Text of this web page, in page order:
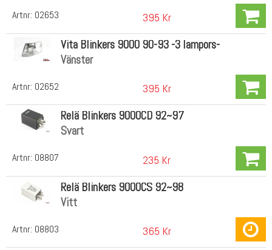
Artnr: 02653 395 Kr
Artnr: 02652
Vita Blinkers 9000 90-93 -3 lampors-
Vänster
395 Kr
Artnr: 08807
Relä Blinkers 9000CD 92~97
Svart
235 Kr
Artnr: 08803
Relä Blinkers 9000CS 92~98
Vitt
365 Kr